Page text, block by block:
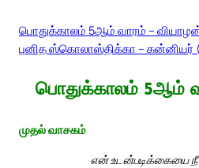
பொதுக்காலம் 5ஆம் வாரம் –
புனித ஸ்கொலாஸ்திக்கா – கன்னியர்
பொதுக்காலம் 5ஆம்
முதல் வாசகம்
என் உடன்படிக்கையை நீ